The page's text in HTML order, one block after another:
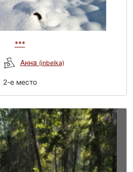
***
Анна (inbelka)
2-e место